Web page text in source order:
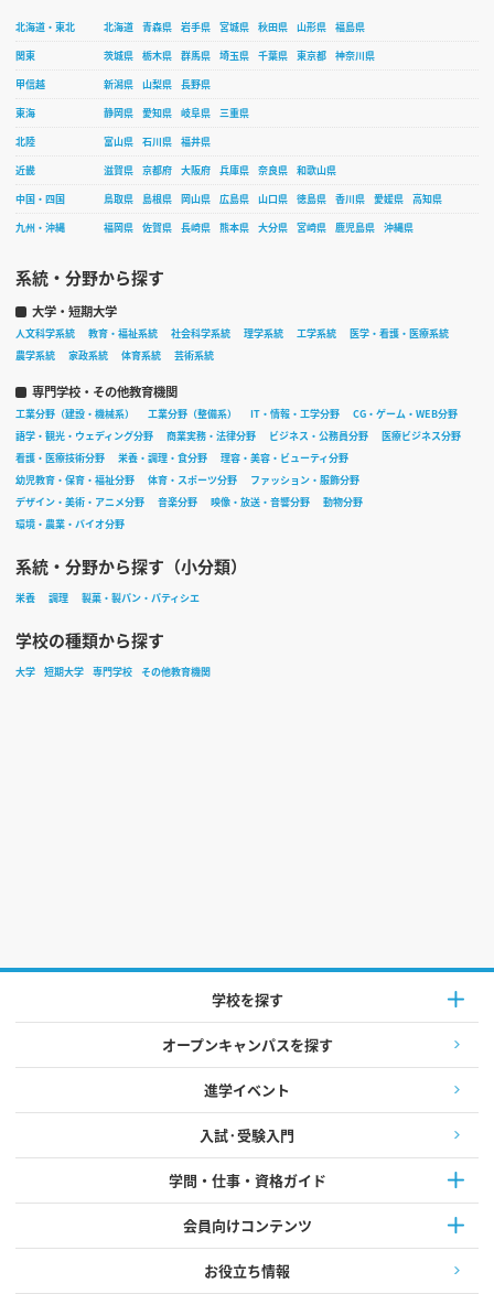
北海道・東北 北海道 青森県 岩手県 宮城県 秋田県 山形県
福島県
関東
茨城県 栃木県 群馬県 埼玉県 千葉県 東京都
神奈川県
甲信越
新潟県 山梨県
長野県
東海
静岡県 愛知県 岐阜県
三重県
北陸
富山県 石川県
福井県
近畿
滋賀県 京都府 大阪府 兵庫県 奈良県
和歌山県
中国・四国
鳥取県 島根県 岡山県 広島県 山口県 徳島県 香川県 愛媛県
高知県
九州・沖縄
福岡県 佐賀県 長崎県 熊本県 大分県 宮崎県 鹿児島県 沖縄県
系統・分野から探す
大学・短期大学
人文科学系統 教育・福祉系統 社会科学系統 理学系統 工学系統
医学・看護・医療系統
農学系統
家政系統 体育系統 芸術系統
専門学校・その他教育機関
工業分野（建設・機械系） 工業分野（整備系） IT・情報・工学分野
CG・ゲーム・WEB分野
語学・観光・ウェディング分野
商業実務・法律分野 ビジネス・公務員分野
医療ビジネス分野
看護・医療技術分野
栄養・調理・食分野
理容・美容・ビューティ分野
幼児教育・保育・福祉分野
体育・スポーツ分野
ファッション・服飾分野
デザイン・美術・アニメ分野
音楽分野 映像・放送・音響分野
動物分野
環境・農業・バイオ分野
系統・分野から探す（小分類）
栄養 調理 製菓・製パン・パティシエ
学校の種類から探す
大学 短期大学 専門学校 その他教育機関
学校を探す
オープンキャンパスを探す
進学イベント
入試·受験入門
学問・仕事・資格ガイド
会員向けコンテンツ
お役立ち情報